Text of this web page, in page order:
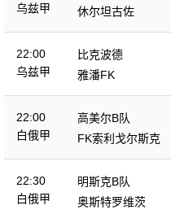
乌兹甲
休尔坦古佐
22:00
乌兹甲
比克波德
雅潘FK
22:00
白俄甲
高美尔B队
FK索利戈尔斯克
22:30
白俄甲
明斯克B队
奥斯特罗维茨